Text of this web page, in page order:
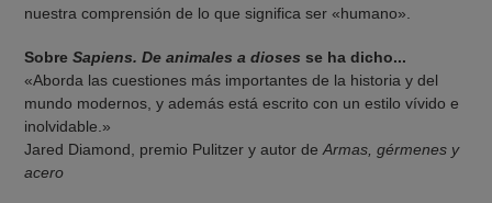
nuestra comprensión de lo que significa ser «humano».
Sobre Sapiens. De animales a dioses se ha dicho...
«Aborda las cuestiones más importantes de la historia y del
mundo modernos, y además está escrito con un estilo vívido e
inolvidable.»
Jared Diamond, premio Pulitzer y autor de Armas, gérmenes y
acero